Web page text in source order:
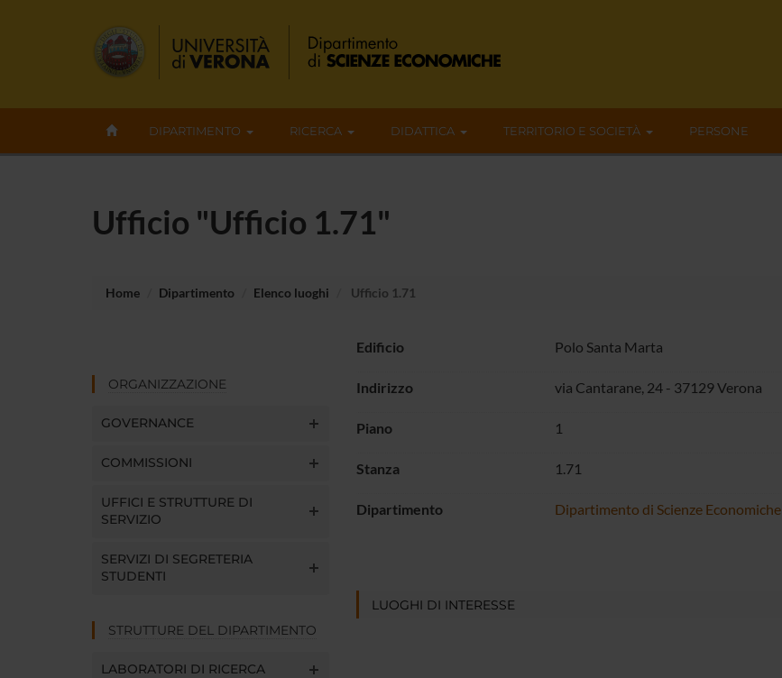
DIPARTIMENTO RICERCA DIDATTICA TERRITORIO E SOCIETÀ PERSONE
Ufficio "Ufficio 1.71"
Home Dipartimento Elenco luoghi Ufficio 1.71
ORGANIZZAZIONE
GOVERNANCE
COMMISSIONI
UFFICI E STRUTTURE DI
SERVIZIO
SERVIZI DI SEGRETERIA
STUDENTI
STRUTTURE DEL DIPARTIMENTO
LABORATORI DI RICERCA
Edificio Polo Santa Marta
Indirizzo via Cantarane, 24 - 37129 Verona
Piano 1
Stanza 1.71
Dipartimento Dipartimento di Scienze Economiche
LUOGHI DI INTERESSE